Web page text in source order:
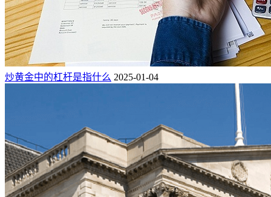
炒黄金中的杠杆是指什么 2025-01-04